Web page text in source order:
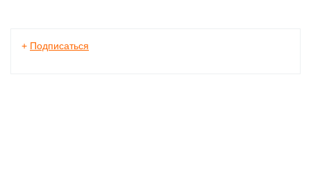
+ Подписаться